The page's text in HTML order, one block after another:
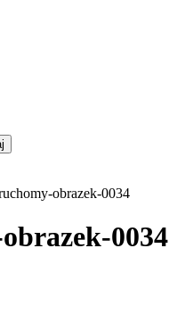
obrazek-0034
0034